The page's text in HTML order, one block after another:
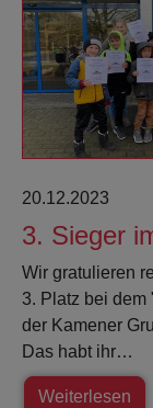
20.12.2023
3. Sieger
Wir gratulieren
3. Platz bei
der Kamener
Das habt ihr…
Weiterlesen